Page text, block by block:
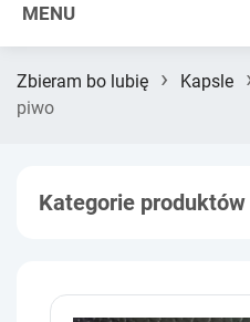
MENU
Zbieram bo lubię › Kapsle
piwo
Kategorie produktów